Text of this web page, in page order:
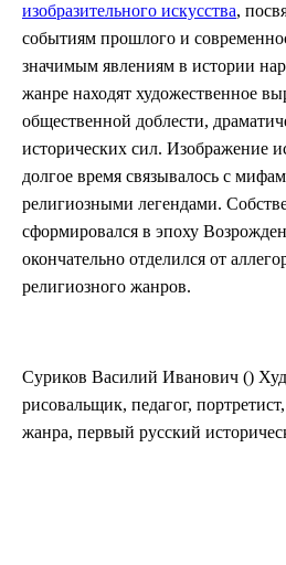
изобразительного искусства,
событиям прошлого и
значимым явлениям в истории
жанре находят художественное
общественной доблести,
исторических сил. Изображение
долгое время связывалось с
религиозными легендами.
сформировался в эпоху
окончательно отделился от
религиозного жанров.
Суриков Василий Иванович ()
рисовальщик, педагог,
жанра, первый русский